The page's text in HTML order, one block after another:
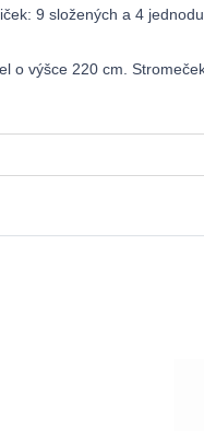
9 složených a 4
o výšce 220 cm.